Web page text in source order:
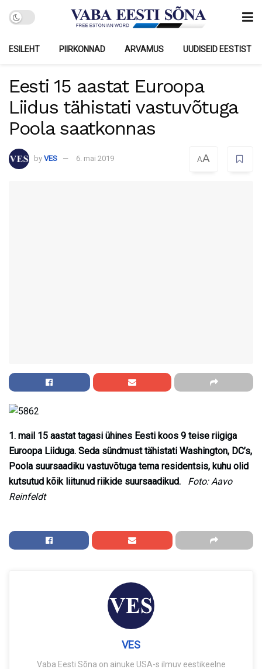
ESILEHT PIIRKONNAD ARVAMUS UUDISEID EESTIST
Eesti 15 aastat Euroopa
Liidus tähistati vastuvõtuga
Poola saatkonnas
by VES 6. mai 2019 AA
1. mail 15 aastat tagasi ühines Eesti koos 9 teise riigiga
Euroopa Liiduga. Seda sündmust tähistati Washington, DC’s,
Poola suursaadiku vastuvõtuga tema residentsis, kuhu olid
kutsutud kõik liitunud riikide suursaadikud.
Foto: Aavo
Reinfeldt
VES
Vaba Eesti Sõna on ainuke USA-s ilmuv eestikeelne